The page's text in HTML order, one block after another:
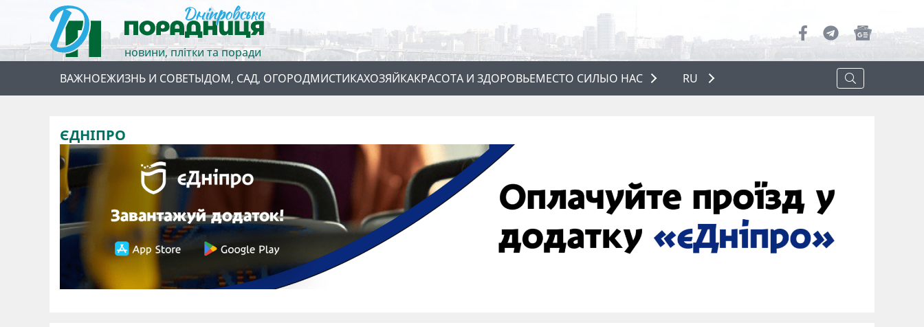
новини, плітки та поради
ВАЖНОЕЖИЗНЬ И СОВЕТЫДОМ, САД, ОГОРОДМИСТИКАХОЗЯЙКАКРАСОТА И ЗДОРОВЬЕМЕСТО СИЛЫО НАС
RU
ЄДНІПРО